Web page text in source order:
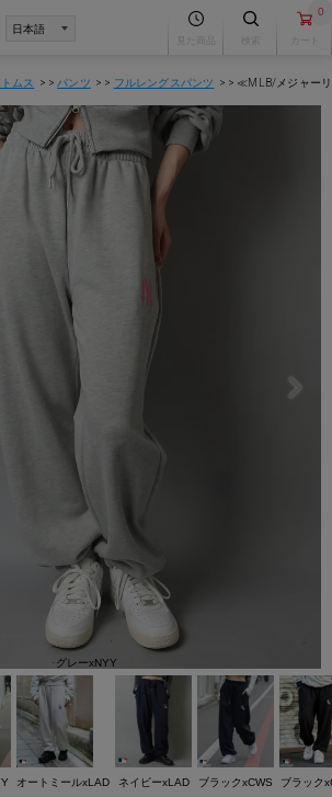
0
ムス パンツ フルレングスパンツ ≪MLB/メジャーリ
グレーxNYY
オートミールxLAD ネイビーxLAD ブラックxCWS ブラック